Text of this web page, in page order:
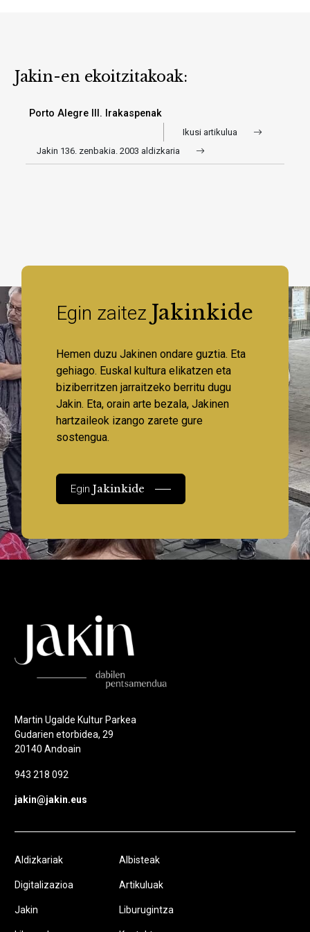
Jakin-en ekoitzitakoak:
Porto Alegre III. Irakaspenak
Ikusi artikulua
Jakin 136. zenbakia. 2003 aldizkaria
Egin zaitez Jakinkide
Hemen duzu Jakinen ondare guztia. Eta
gehiago. Euskal kultura elikatzen eta
biziberritzen jarraitzeko berritu dugu
Jakin. Eta, orain arte bezala, Jakinen
hartzaileok izango zarete gure
sostengua.
EginJakinkide
Martin Ugalde Kultur Parkea
Gudarien etorbidea, 29
20140 Andoain
943 218 092
jakin@jakin.eus
Aldizkariak
Digitalizazioa
Jakin
Albisteak
Artikuluak
Liburugintza